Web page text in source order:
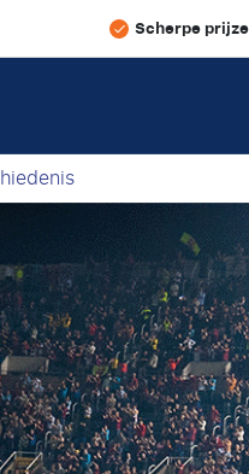
Scherpe